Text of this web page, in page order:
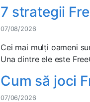
7 strategii
07/08/2026
Cei mai mulți oameni
Una dintre ele este
Cum să joci
07/06/2026